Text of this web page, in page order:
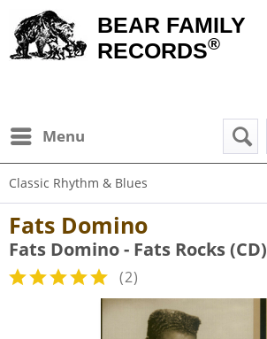
BEAR FAMILY
RECORDS®
Menu
Classic Rhythm & Blues
Fats Domino
Fats Domino - Fats Rocks (CD)
(2)